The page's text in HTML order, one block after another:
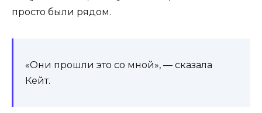
просто были рядом.
«Они прошли это со мной», — сказала
Кейт.